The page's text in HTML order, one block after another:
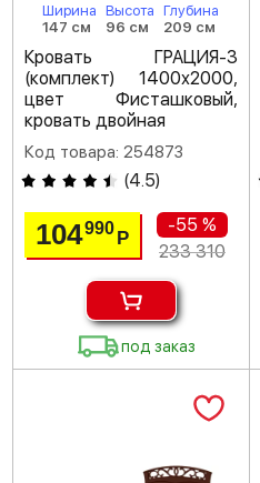
Ширина
147 см
Высота
96 см
Глубина
209 см
Кровать ГРАЦИЯ-3
(комплект) 1400х2000,
цвет Фисташковый,
кровать двойная
Код товара: 254873
(4.5)
104990Р
-55 %
233 310
под заказ